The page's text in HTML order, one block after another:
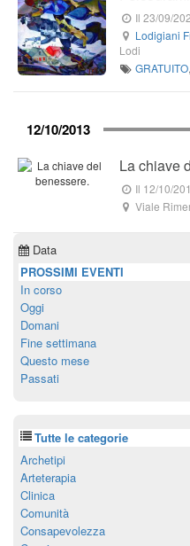
Il 23/09/
Lodigiani
Lodi
GRATUITO,
12/10/2013
La chiave
Il 12/10/
Viale
Data
PROSSIMI EVENTI
In corso
Oggi
Domani
Fine settimana
Questo mese
Passati
Tutte le categorie
Archetipi
Arteterapia
Clinica
Comunità
Consapevolezza